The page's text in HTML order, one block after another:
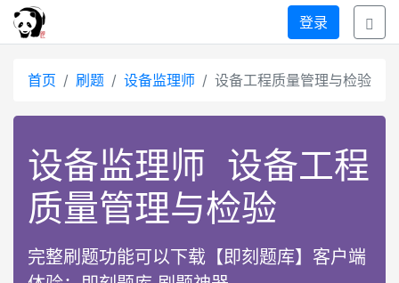
登录
首页 刷题 设备监理师 设备工程质量管理与检验
设备监理师 设备工程
质量管理与检验
完整刷题功能可以下载【即刻题库】客户端